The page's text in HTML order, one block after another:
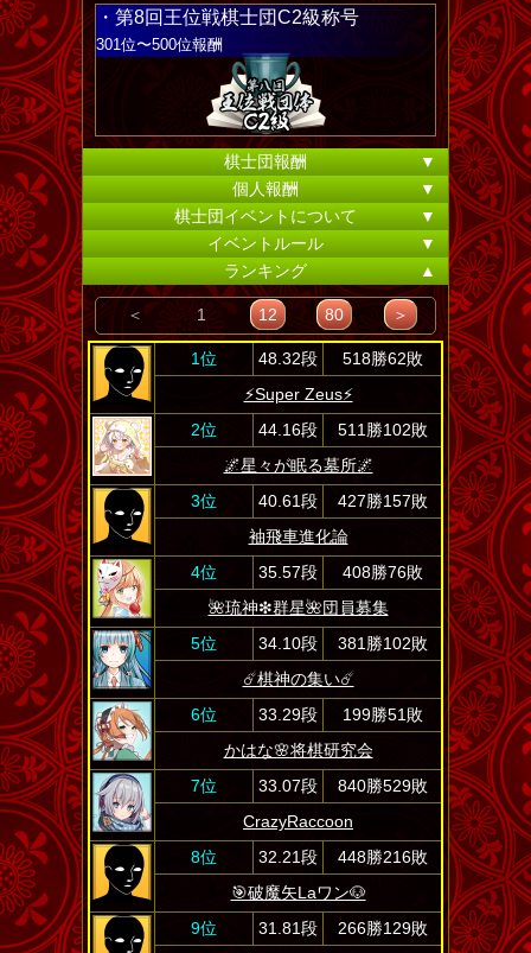
・第8回王位戦棋士団C2級称号
301位〜500位報酬
棋士団報酬
▼
個人報酬
▼
棋士団イベントについて
▼
イベントルール
▼
ランキング
▲
＜ 1 12 80 ＞
1位 48.32段
518勝62敗
⚡Super Zeus⚡
2位
44.16段
511勝102敗
🌌星々が眠る墓所🌌
3位
40.61段
427勝157敗
袖飛車進化論
4位
35.57段
408勝76敗
🌺琉神❇群星🌺団員募集
5位
34.10段
381勝102敗
☄️棋神の集い☄️
6位
33.29段
199勝51敗
かはな🌸将棋研究会
7位
33.07段
840勝529敗
CrazyRaccoon
8位
32.21段
448勝216敗
🎯破魔矢Laワン🐶
9位
31.81段
266勝129敗